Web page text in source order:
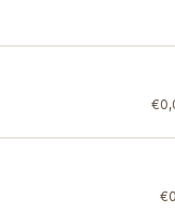
€0,
€0